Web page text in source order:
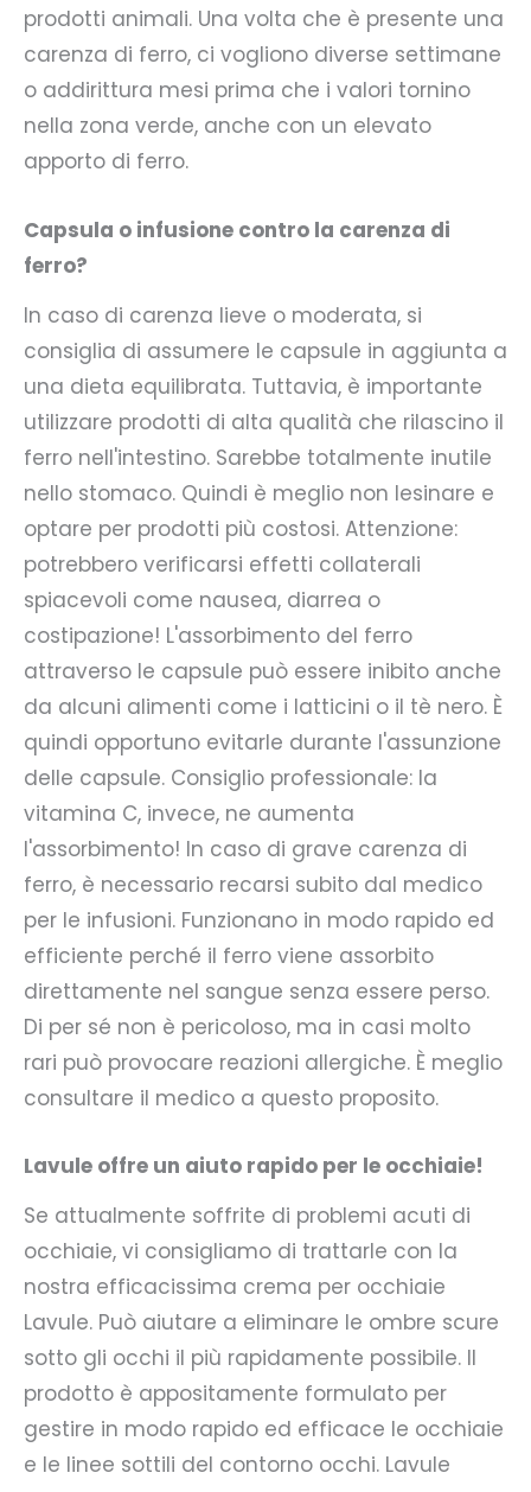
prodotti animali. Una volta che è presente una
carenza di ferro, ci vogliono diverse settimane
o addirittura mesi prima che i valori tornino
nella zona verde, anche con un elevato
apporto di ferro.
Capsula o infusione contro la carenza di
ferro?
In caso di carenza lieve o moderata, si
consiglia di assumere le capsule in aggiunta a
una dieta equilibrata. Tuttavia, è importante
utilizzare prodotti di alta qualità che rilascino il
ferro nell'intestino. Sarebbe totalmente inutile
nello stomaco. Quindi è meglio non lesinare e
optare per prodotti più costosi. Attenzione:
potrebbero verificarsi effetti collaterali
spiacevoli come nausea, diarrea o
costipazione! L'assorbimento del ferro
attraverso le capsule può essere inibito anche
da alcuni alimenti come i latticini o il tè nero. È
quindi opportuno evitarle durante l'assunzione
delle capsule. Consiglio professionale: la
vitamina C, invece, ne aumenta
l'assorbimento! In caso di grave carenza di
ferro, è necessario recarsi subito dal medico
per le infusioni. Funzionano in modo rapido ed
efficiente perché il ferro viene assorbito
direttamente nel sangue senza essere perso.
Di per sé non è pericoloso, ma in casi molto
rari può provocare reazioni allergiche. È meglio
consultare il medico a questo proposito.
Lavule offre un aiuto rapido per le occhiaie!
Se attualmente soffrite di problemi acuti di
occhiaie, vi consigliamo di trattarle con la
nostra efficacissima crema per occhiaie
Lavule. Può aiutare a eliminare le ombre scure
sotto gli occhi il più rapidamente possibile. Il
prodotto è appositamente formulato per
gestire in modo rapido ed efficace le occhiaie
e le linee sottili del contorno occhi. Lavule